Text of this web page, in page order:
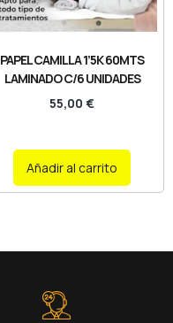
PAPEL CAMILLA 1’5K 60MTS
LAMINADO C/6 UNIDADES
55,00 €
Añadir al carrito